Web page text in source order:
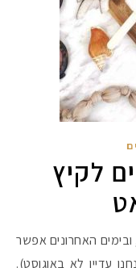
לקיץ
עדיין לא באוגוסט).